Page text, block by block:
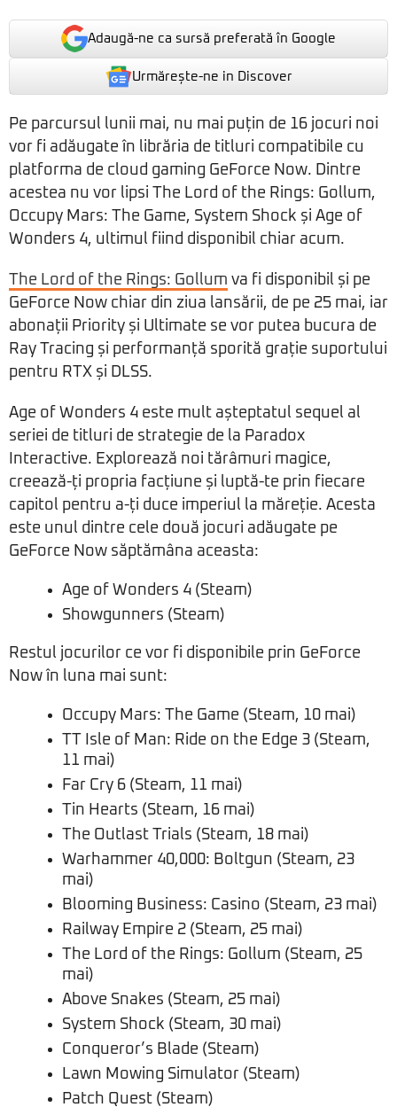
Adaugă-ne ca sursă preferată în Google
Urmărește-ne in Discover
Pe parcursul lunii mai, nu mai puțin de 16 jocuri noi
vor fi adăugate în librăria de titluri compatibile cu
platforma de cloud gaming GeForce Now. Dintre
acestea nu vor lipsi The Lord of the Rings: Gollum,
Occupy Mars: The Game, System Shock și Age of
Wonders 4, ultimul fiind disponibil chiar acum.
The Lord of the Rings: Gollum va fi disponibil și pe
GeForce Now chiar din ziua lansării, de pe 25 mai, iar
abonații Priority și Ultimate se vor putea bucura de
Ray Tracing și performanță sporită grație suportului
pentru RTX și DLSS.
Age of Wonders 4 este mult așteptatul sequel al
seriei de titluri de strategie de la Paradox
Interactive. Explorează noi tărâmuri magice,
creează-ți propria facțiune și luptă-te prin fiecare
capitol pentru a-ți duce imperiul la măreție. Acesta
este unul dintre cele două jocuri adăugate pe
GeForce Now săptămâna aceasta:
Age of Wonders 4 (Steam)
Showgunners (Steam)
Restul jocurilor ce vor fi disponibile prin GeForce
Now în luna mai sunt:
Occupy Mars: The Game (Steam, 10 mai)
TT Isle of Man: Ride on the Edge 3 (Steam,
11 mai)
Far Cry 6 (Steam, 11 mai)
Tin Hearts (Steam, 16 mai)
The Outlast Trials (Steam, 18 mai)
Warhammer 40,000: Boltgun (Steam, 23
mai)
Blooming Business: Casino (Steam, 23 mai)
Railway Empire 2 (Steam, 25 mai)
The Lord of the Rings: Gollum (Steam, 25
mai)
Above Snakes (Steam, 25 mai)
System Shock (Steam, 30 mai)
Conqueror’s Blade (Steam)
Lawn Mowing Simulator (Steam)
Patch Quest (Steam)